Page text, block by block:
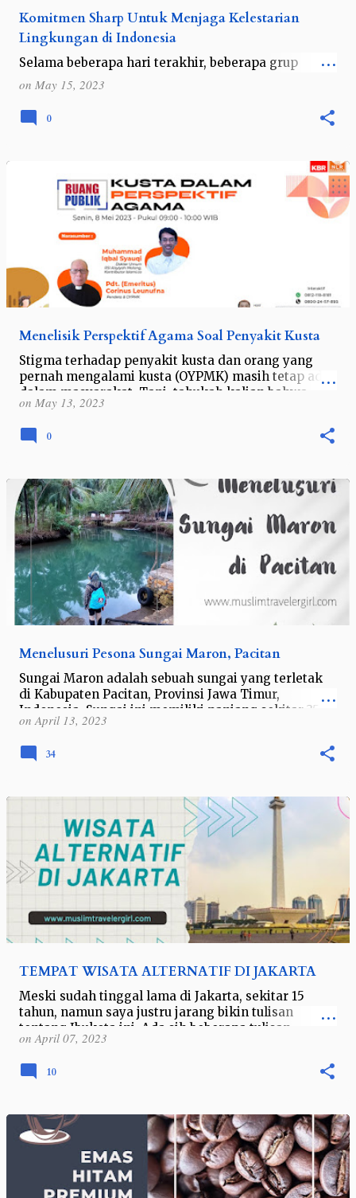
Komitmen Sharp Untuk Menjaga Kelestarian
Lingkungan di Indonesia
Selama beberapa hari terakhir, beberapa grup
Whatsapp saya mulai berceloteh soal hari-hari yang
terasa sangat panas. Pemanasan global yang
semakin jelas terlihat membuat kita haru…
on May 15, 2023
0
Menelisik Perspektif Agama Soal Penyakit Kusta
Stigma terhadap penyakit kusta dan orang yang
pernah mengalami kusta (OYPMK) masih tetap ada
dalam masyarakat. Tapi, tahukah kalian bahwa
penyakit kusta ini telah ada sejak ribuan…
on May 13, 2023
0
Menelusuri Pesona Sungai Maron, Pacitan
Sungai Maron adalah sebuah sungai yang terletak
di Kabupaten Pacitan, Provinsi Jawa Timur,
Indonesia. Sungai ini memiliki panjang sekitar 35
km dan merupakan sungai terpanjang ked…
onApril 13, 2023
34
TEMPAT WISATA ALTERNATIF DI JAKARTA
Meski sudah tinggal lama di Jakarta, sekitar 15
tahun, namun saya justru jarang bikin tulisan
tentang Ibukota ini. Ada sih beberapa tulisan
tentang Kepulauan Seribu. Namun di teng…
onApril 07, 2023
10